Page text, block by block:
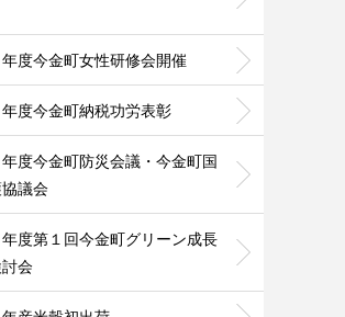
度今金町女性研修会開催
度今金町納税功労表彰
度今金町防災会議・今金町国
議会
度第１回今金町グリーン成長
会